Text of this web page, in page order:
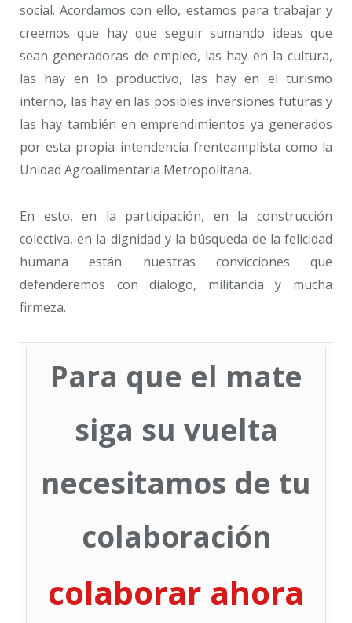
social. Acordamos con ello, estamos para trabajar y
creemos que hay que seguir sumando ideas que
sean generadoras de empleo, las hay en la cultura,
las hay en lo productivo, las hay en el turismo
interno, las hay en las posibles inversiones futuras y
las hay también en emprendimientos ya generados
por esta propia intendencia frenteamplista como la
Unidad Agroalimentaria Metropolitana.
En esto, en la participación, en la construcción
colectiva, en la dignidad y la búsqueda de la felicidad
humana están nuestras convicciones que
defenderemos con dialogo, militancia y mucha
firmeza.
Para que el mate
siga su vuelta
necesitamos de tu
colaboración
colaborar ahora